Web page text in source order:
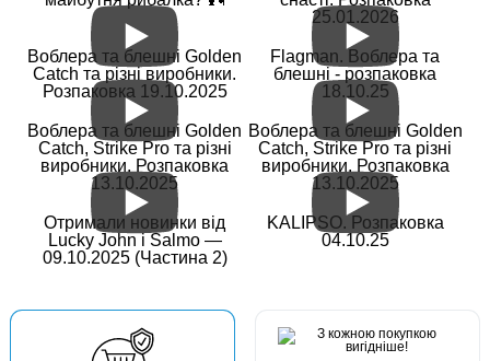
#2906450093327
В наявності
30 грн 2 шт.
КУПИТИ
Волосінь Winner KingFisher 30m. 0,18mm
25.01.2026
Воблера та блешні Golden
Catch та різні виробники.
Розпаковка 19.10.2025
Flagman. Воблера та
блешні - розпаковка
18.10.25
Воблера та блешні Golden
Catch, Strike Pro та різні
виробники. Розпаковка
13.10.2025
Воблера та блешні Golden
Catch, Strike Pro та різні
виробники. Розпаковка
13.10.2025
Отримали новинки від
Lucky John і Salmo —
09.10.2025 (Частина 2)
KALIPSO. Розпаковка
04.10.25